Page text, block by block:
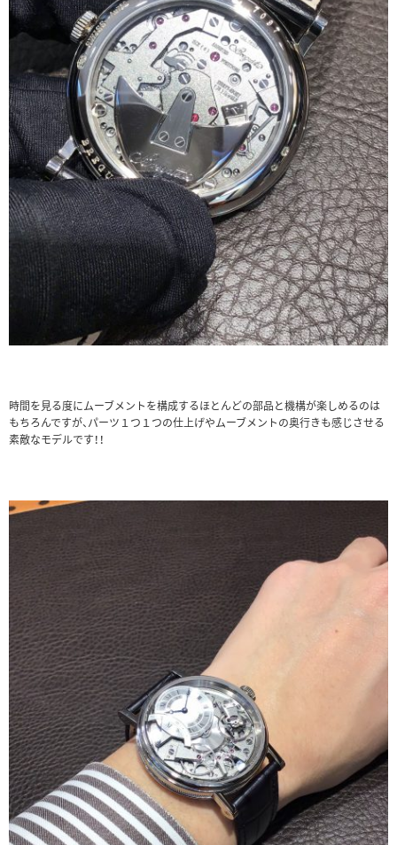
時間を見る度にムーブメントを構成するほとんどの部品と機構が楽しめるのは
もちろんですが、パーツ１つ１つの仕上げやムーブメントの奥行きも感じさせる
素敵なモデルです！！